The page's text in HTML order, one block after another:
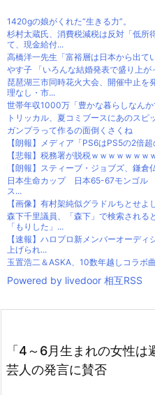
1420gの娘がくれた“生きる力”。
杉村太蔵氏、消費税減税は反対「低所
て、現金給付...
高橋洋一先生「富裕層は日本から出て
やす子 「いろんな結婚発表で盛り上
琵琶湖三市同時花火大会、開催中止
理なし・市...
世帯年収1000万「豊かな暮らしなん
トリッカル、夏コミブースにあのスピ
ガンプラって作るの面倒くさくね
【朗報】メディア「PS6はPS5の2倍
【悲報】税務署が脱税ｗｗｗｗｗｗｗ
【朗報】スティーブ・ジョブズ、鎌倉
日本生命カップ 日本65-67モンゴル
ス...
【画像】有村架純似グラドルちとせ
森下千里議員、「森下」で検索される
「もりした」...
【速報】ハロプロ新メンバーオーデ
上げられ...
玉置浩二＆ASKA、10数年越しコラ
Powered by livedoor 相互RSS
「4～6月生まれの女性
芸人の発言に賛否